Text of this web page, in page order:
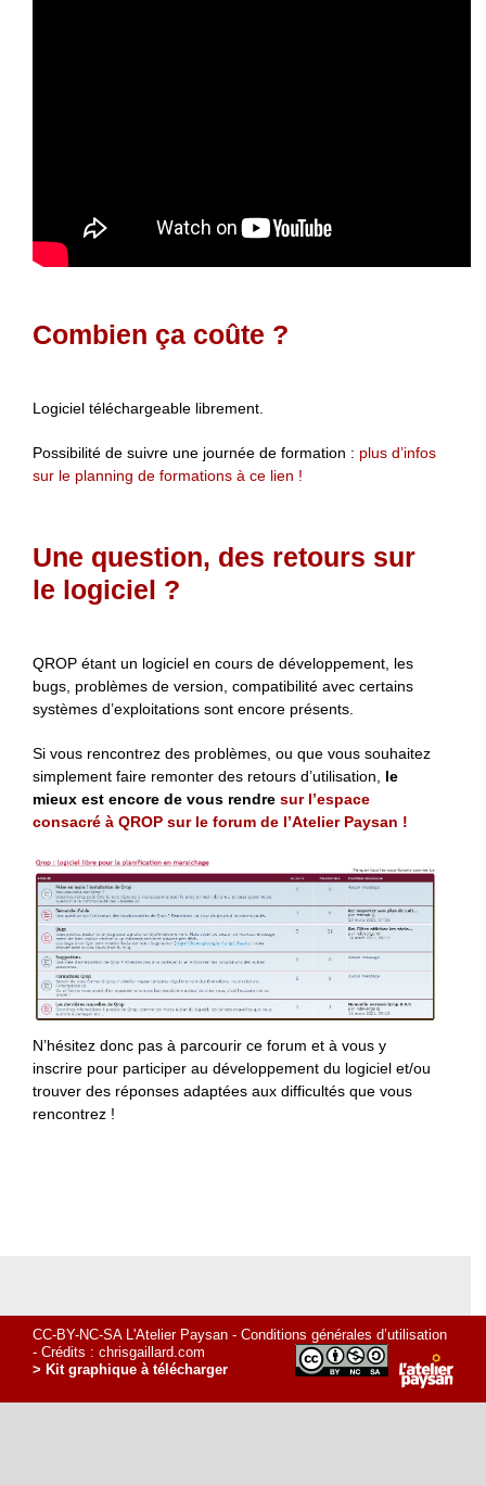
Combien ça coûte ?
Logiciel téléchargeable librement.
Possibilité de suivre une journée de formation : plus d’infos
sur le planning de formations à ce lien !
Une question, des retours sur
le logiciel ?
QROP étant un logiciel en cours de développement, les
bugs, problèmes de version, compatibilité avec certains
systèmes d’exploitations sont encore présents.
Si vous rencontrez des problèmes, ou que vous souhaitez
simplement faire remonter des retours d’utilisation, le
mieux est encore de vous rendre sur l’espace
consacré à QROP sur le forum de l’Atelier Paysan !
N’hésitez donc pas à parcourir ce forum et à vous y
inscrire pour participer au développement du logiciel et/ou
trouver des réponses adaptées aux difficultés que vous
rencontrez !
CC-BY-NC-SA L'Atelier Paysan - Conditions générales d’utilisation
- Crédits : chrisgaillard.com
> Kit graphique à télécharger